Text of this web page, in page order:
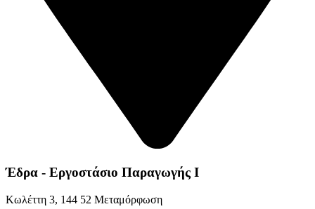
Έδρα - Εργοστάσιο Παραγωγής Ι
Kωλέττη 3, 144 52 Μεταμόρφωση